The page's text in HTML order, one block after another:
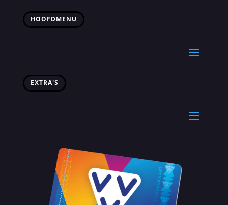
HOOFDMENU
EXTRA'S